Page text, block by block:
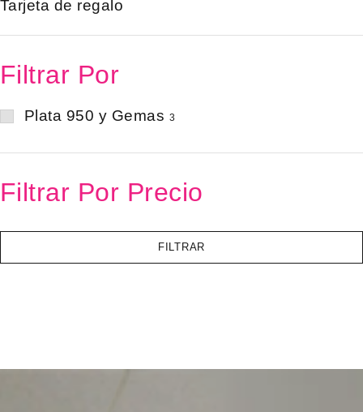
Tarjeta de regalo
Filtrar Por
Plata 950 y Gemas 3
Filtrar Por Precio
FILTRAR